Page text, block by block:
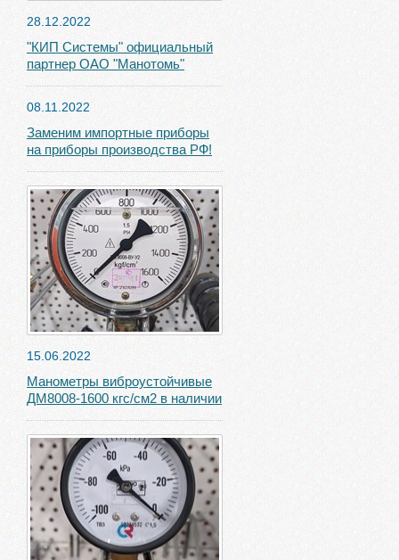
28.12.2022
"КИП Системы" официальный
партнер ОАО "Манотомь"
08.11.2022
Заменим импортные приборы
на приборы производства РФ!
15.06.2022
Манометры виброустойчивые
ДМ8008-1600 кгс/см2 в наличии